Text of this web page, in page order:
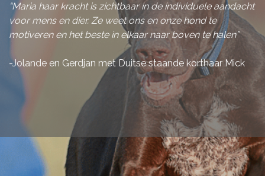
“Maria haar kracht is zichtbaar in de individuele aandacht
voor mens en dier. Ze weet ons en onze hond te
motiveren en het beste in elkaar naar boven te halen”
-Jolande en Gerdjan met Duitse staande korthaar Mick